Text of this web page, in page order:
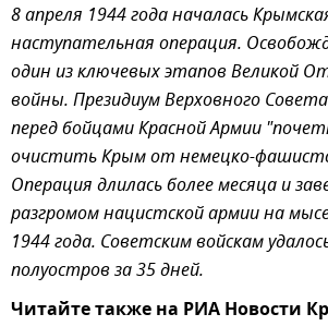
8 апреля 1944 года началась
наступательная операция.
один из ключевых этапов Великой
войны. Президиум Верховного
перед бойцами Красной Армии
очистить Крым от немецко-
Операция длилась более месяца и
разгромом нацистской армии на
1944 года. Советским войскам
полуостров за 35 дней.
Читайте также на РИА Новости